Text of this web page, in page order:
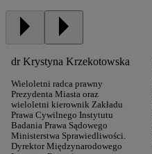
dr Krystyna Krzekotowska
Wieloletni radca prawny
Prezydenta Miasta oraz
wieloletni kierownik Zakładu
Prawa Cywilnego Instytutu
Badania Prawa Sądowego
Ministerstwa Sprawiedliwości.
Dyrektor Międzynarodowego